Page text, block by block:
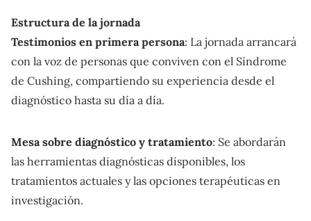
Estructura de la jornada
Testimonios en primera persona: La jornada arrancará
con la voz de personas que conviven con el Síndrome
de Cushing, compartiendo su experiencia desde el
diagnóstico hasta su día a día.
Mesa sobre diagnóstico y tratamiento: Se abordarán
las herramientas diagnósticas disponibles, los
tratamientos actuales y las opciones terapéuticas en
investigación.